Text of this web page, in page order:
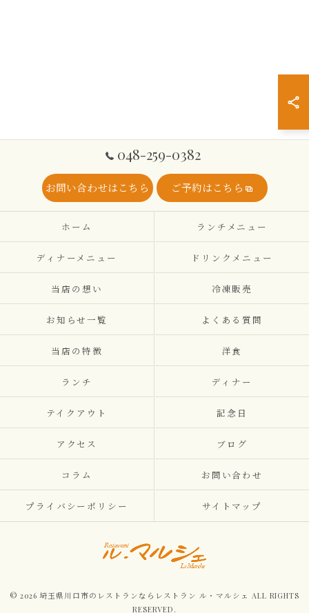
048-259-0382
お問い合わせはこちら ご予約はこちら
ホーム ランチメニュー
ディナーメニュー ドリンクメニュー
当店の想い 冷凍販売
お知らせ一覧 よくある質問
当店の特徴 洋食
ランチ ディナー
テイクアウト 記念日
アクセス ブログ
コラム お問い合わせ
プライバシーポリシー サイトマップ
© 2026 埼玉県川口市のレストランならレストラン ル・マルシェ ALL RIGHTS
RESERVED.